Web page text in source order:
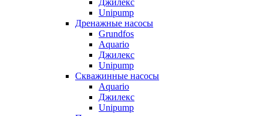
Джилекс
Unipump
Дренажные насосы
Grundfos
Aquario
Джилекс
Unipump
Скважинные насосы
Aquario
Джилекс
Unipump